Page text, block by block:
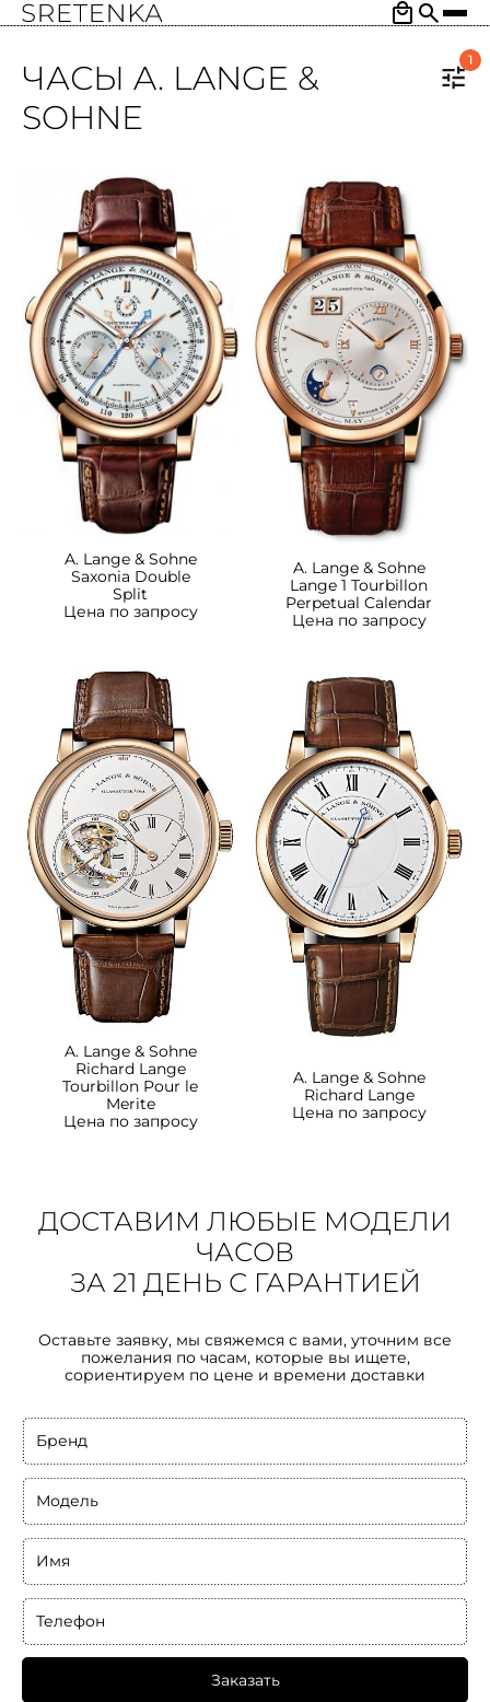
ЧАСЫ A. LANGE &
SOHNE
1
A. Lange & Sohne
Saxonia Double
Split
Цена по запросу
A. Lange & Sohne
Lange 1 Tourbillon
Perpetual Calendar
Цена по запросу
A. Lange & Sohne
Richard Lange
Tourbillon Pour le
Merite
Цена по запросу
A. Lange & Sohne
Richard Lange
Цена по запросу
ДОСТАВИМ ЛЮБЫЕ МОДЕЛИ
ЧАСОВ
ЗА 21 ДЕНЬ С ГАРАНТИЕЙ
Оставьте заявку, мы свяжемся с вами, уточним все
пожелания по часам, которые вы ищете,
сориентируем по цене и времени доставки
Бренд
Модель
Имя
Телефон
Заказать